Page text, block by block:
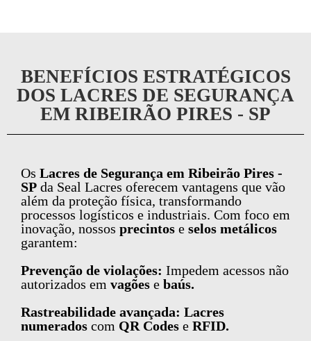
BENEFÍCIOS ESTRATÉGICOS
DOS LACRES DE SEGURANÇA
EM RIBEIRÃO PIRES - SP
Os Lacres de Segurança em Ribeirão Pires -
SP da Seal Lacres oferecem vantagens que vão
além da proteção física, transformando
processos logísticos e industriais. Com foco em
inovação, nossos precintos e selos metálicos
garantem:
Prevenção de violações: Impedem acessos não
autorizados em vagões e baús.
Rastreabilidade avançada: Lacres
numerados com QR Codes e RFID.